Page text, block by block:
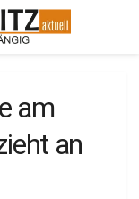
am
an